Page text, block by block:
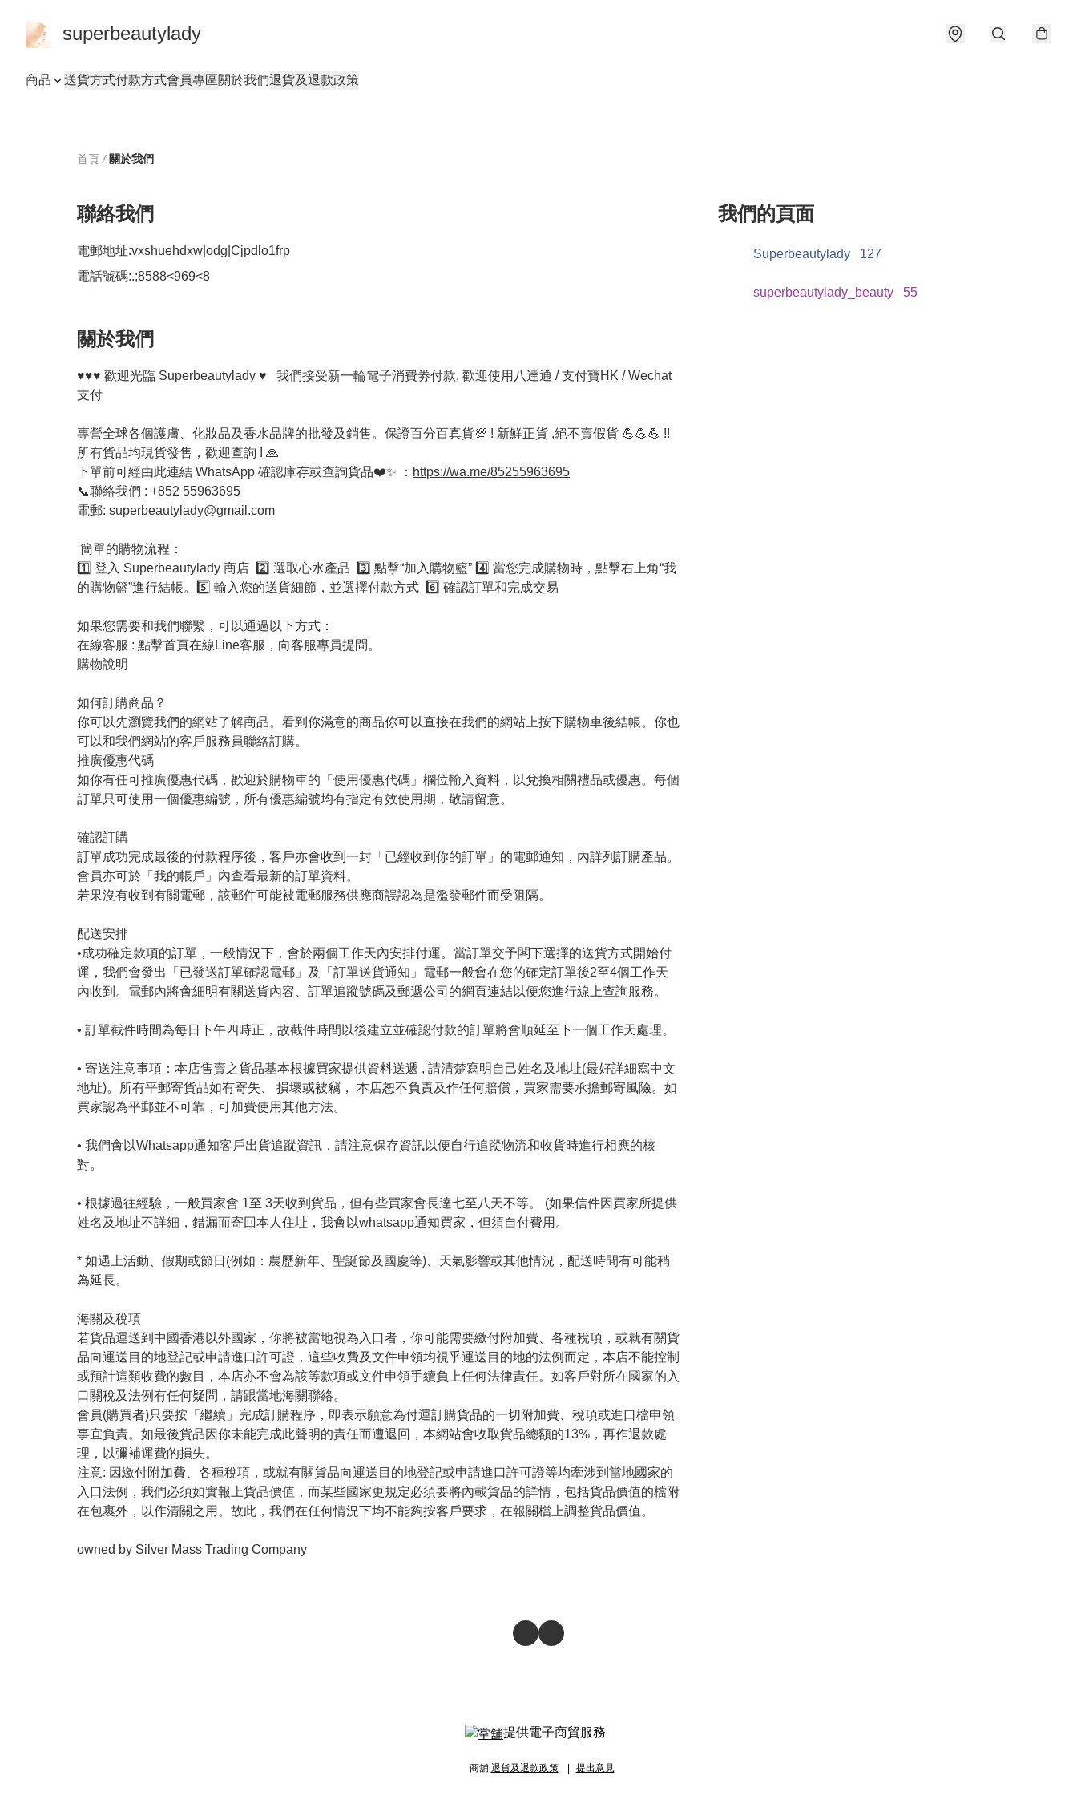
superbeautylady
商品 送貨方式付款方式會員專區關於我們退貨及退款政策
首頁 / 關於我們
聯絡我們
電郵地址:vxshuehdxw|odg|Cjpdlo1frp
電話號碼:.;8588<969<8
關於我們
♥♥♥ 歡迎光臨 Superbeautylady ♥   我們接受新一輪電子消費劵付款, 歡迎使用八達通 / 支付寶HK / Wechat
支付
專營全球各個護膚、化妝品及香水品牌的批發及銷售。保證百分百真貨💯 ! 新鮮正貨 ,絕不賣假貨 💪💪💪 !!
所有貨品均現貨發售，歡迎查詢 ! 🙏
下單前可經由此連結 WhatsApp 確認庫存或查詢貨品❤️✨ ： https://wa.me/85255963695
📞聯絡我們 : +852 55963695
電郵: superbeautylady@gmail.com
1️⃣ 登入 Superbeautylady 商店  2️⃣ 選取心水產品  3️⃣ 點擊“加入購物籃” 4️⃣ 當您完成購物時，點擊右上角“我
的購物籃”進行結帳。5️⃣ 輸入您的送貨細節，並選擇付款方式  6️⃣ 確認訂單和完成交易
如果您需要和我們聯繫，可以通過以下方式：
在線客服 : 點擊首頁在線Line客服，向客服專員提問。
購物說明
如何訂購商品？
你可以先瀏覽我們的網站了解商品。看到你滿意的商品你可以直接在我們的網站上按下購物車後結帳。你也
可以和我們網站的客戶服務員聯絡訂購。
推廣優惠代碼
如你有任可推廣優惠代碼，歡迎於購物車的「使用優惠代碼」欄位輸入資料，以兌換相關禮品或優惠。每個
訂單只可使用一個優惠編號，所有優惠編號均有指定有效使用期，敬請留意。
確認訂購
訂單成功完成最後的付款程序後，客戶亦會收到一封「已經收到你的訂單」的電郵通知，內詳列訂購產品。
會員亦可於「我的帳戶」內查看最新的訂單資料。
若果沒有收到有關電郵，該郵件可能被電郵服務供應商誤認為是濫發郵件而受阻隔。
配送安排
•成功確定款項的訂單，一般情況下，會於兩個工作天內安排付運。當訂單交予閣下選擇的送貨方式開始付
運，我們會發出「已發送訂單確認電郵」及「訂單送貨通知」電郵一般會在您的確定訂單後2至4個工作天
內收到。電郵內將會細明有關送貨內容、訂單追蹤號碼及郵遞公司的網頁連結以便您進行線上查詢服務。
• 訂單截件時間為每日下午四時正，故截件時間以後建立並確認付款的訂單將會順延至下一個工作天處理。
• 寄送注意事項：本店售賣之貨品基本根據買家提供資料送遞 , 請清楚寫明自己姓名及地址(最好詳細寫中文
地址)。所有平郵寄貨品如有寄失、 損壞或被竊， 本店恕不負責及作任何賠償，買家需要承擔郵寄風險。如
買家認為平郵並不可靠，可加費使用其他方法。
• 我們會以Whatsapp通知客戶出貨追蹤資訊，請注意保存資訊以便自行追蹤物流和收貨時進行相應的核
對。
• 根據過往經驗，一般買家會 1至 3天收到貨品，但有些買家會長達七至八天不等。 (如果信件因買家所提供
姓名及地址不詳細，錯漏而寄回本人住址，我會以whatsapp通知買家，但須自付費用。
* 如遇上活動、假期或節日(例如：農歷新年、聖誕節及國慶等)、天氣影響或其他情況，配送時間有可能稍
為延長。
海關及稅項
若貨品運送到中國香港以外國家，你將被當地視為入口者，你可能需要繳付附加費、各種稅項，或就有關貨
品向運送目的地登記或申請進口許可證，這些收費及文件申領均視乎運送目的地的法例而定，本店不能控制
或預計這類收費的數目，本店亦不會為該等款項或文件申領手續負上任何法律責任。如客戶對所在國家的入
口關稅及法例有任何疑問，請跟當地海關聯絡。
會員(購買者)只要按「繼續」完成訂購程序，即表示願意為付運訂購貨品的一切附加費、稅項或進口檔申領
事宜負責。如最後貨品因你未能完成此聲明的責任而遭退回，本網站會收取貨品總額的13%，再作退款處
理，以彌補運費的損失。
注意: 因繳付附加費、各種稅項，或就有關貨品向運送目的地登記或申請進口許可證等均牽涉到當地國家的
入口法例，我們必須如實報上貨品價值，而某些國家更規定必須要將內載貨品的詳情，包括貨品價值的檔附
在包裹外，以作清關之用。故此，我們在任何情況下均不能夠按客戶要求，在報關檔上調整貨品價值。
owned by Silver Mass Trading Company
我們的頁面
Superbeautylady 127
superbeautylady_beauty 55
提供電子商貿服務
商舖 退貨及退款政策 提出意見